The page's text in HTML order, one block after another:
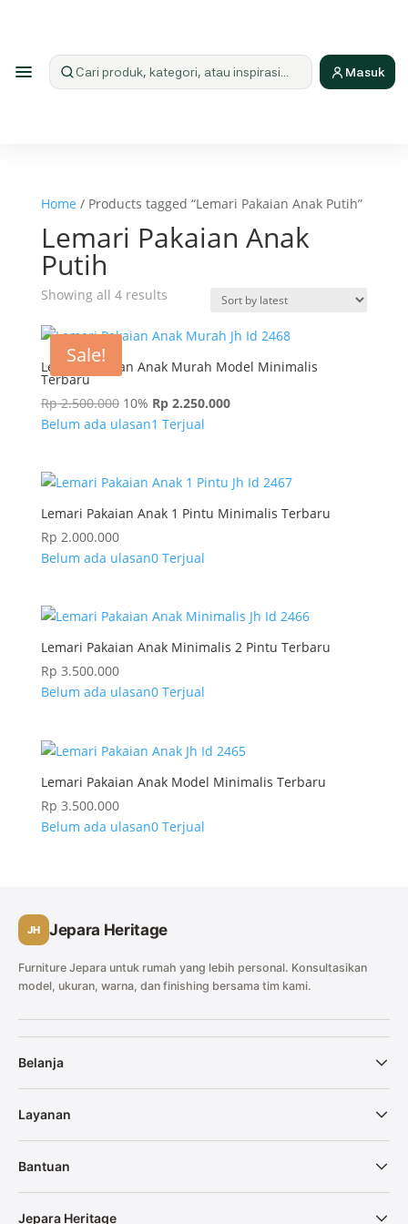
Cari produk Masuk
Home / Products tagged “Lemari Pakaian Anak Putih”
Lemari Pakaian Anak
Putih
Showing all 4 resultsSorted
Sale!
Lemari Pakaian Anak Murah Model Minimalis
Terbaru
Rp2.500.000 10% Rp2.250.000
Belum ada ulasan1 Terjual
Lemari Pakaian Anak 1 Pintu Minimalis Terbaru
Rp 2.000.000
Belum ada ulasan0 Terjual
Lemari Pakaian Anak Minimalis 2 Pintu Terbaru
Rp 3.500.000
Belum ada ulasan0 Terjual
Lemari Pakaian Anak Model Minimalis Terbaru
Rp 3.500.000
Belum ada ulasan0 Terjual
JH Jepara Heritage
Furniture Jepara untuk rumah yang lebih personal. Konsultasikan
model, ukuran, warna, dan finishing bersama tim kami.
Belanja
Layanan
Bantuan
Jepara Heritage